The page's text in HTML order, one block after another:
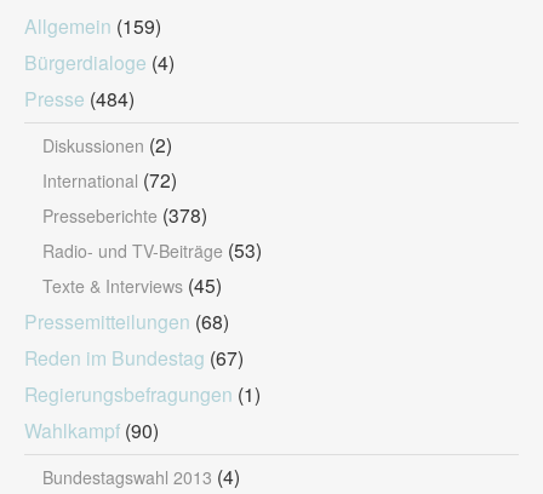
Allgemein (159)
Bürgerdialoge (4)
Presse (484)
Diskussionen (2)
International (72)
Presseberichte (378)
Radio- und TV-Beiträge (53)
Texte & Interviews (45)
Pressemitteilungen (68)
Reden im Bundestag (67)
Regierungsbefragungen (1)
Wahlkampf (90)
Bundestagswahl 2013 (4)